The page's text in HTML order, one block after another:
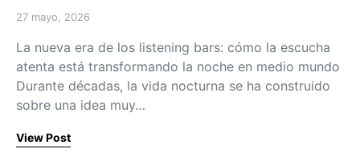
Posted on
27 mayo, 2026
La nueva era de los listening bars: cómo la escucha
atenta está transformando la noche en medio mundo
Durante décadas, la vida nocturna se ha construido
sobre una idea muy…
View Post